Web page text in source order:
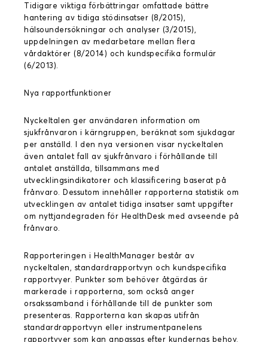
Tidigare viktiga förbättringar omfattade bättre
hantering av tidiga stödinsatser (8/2015),
hälsoundersökningar och analyser (3/2015),
uppdelningen av medarbetare mellan flera
vårdaktörer (8/2014) och kundspecifika formulär
(6/2013).
Nya rapportfunktioner
Nyckeltalen ger användaren information om
sjukfrånvaron i kärngruppen, beräknat som sjukdagar
per anställd. I den nya versionen visar nyckeltalen
även antalet fall av sjukfrånvaro i förhållande till
antalet anställda, tillsammans med
utvecklingsindikatorer och klassificering baserat på
frånvaro. Dessutom innehåller rapporterna statistik om
utvecklingen av antalet tidiga insatser samt uppgifter
om nyttjandegraden för HealthDesk med avseende på
frånvaro.
Rapporteringen i HealthManager består av
nyckeltalen, standardrapportvyn och kundspecifika
rapportvyer. Punkter som behöver åtgärdas är
markerade i rapporterna, som också anger
orsakssamband i förhållande till de punkter som
presenteras. Rapporterna kan skapas utifrån
standardrapportvyn eller instrumentpanelens
rapportvyer som kan anpassas efter kundernas behov.